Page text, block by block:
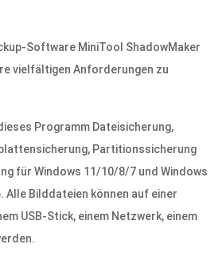
Software MiniTool ShadowMaker
vielfältigen Anforderungen zu
Programm Dateisicherung,
Partitionssicherung
für Windows 11/10/8/7 und Windows
Alle Bilddateien können auf einer
USB-Stick, einem Netzwerk, einem